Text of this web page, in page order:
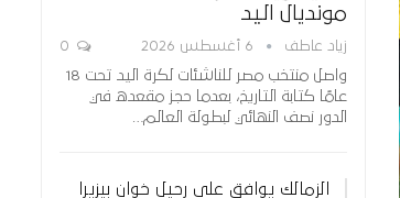
مونديال اليد
زياد عاطف 6 أغسطس 2026
واصل منتخب مصر للناشئات لكرة اليد تحت 18
عامًا كتابة التاريخ، بعدما حجز مقعده في
الدور نصف النهائي لبطولة العالم…
الزمالك يوافق على رحيل خوان بيزيرا